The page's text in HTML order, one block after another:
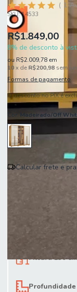
1
SKU:14533
R$1.849,00
8% de desconto à
ou R$2.009,78 em
10x de R$200,98 sem
Formas de pagamento
O desconto no PIX é
Cor: Madeirado/Off
Calcular frete e
Altura 230 cm
Profundidade